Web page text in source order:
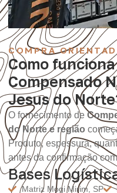
COMPRA
Como
Compensado
Jesus do
O fornecimento de
do Norte e região
Produto, espessura,
antes da confirmação
Bases
Matriz Mogi Mirim, SP